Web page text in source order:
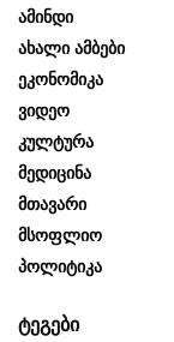
Ამინდი
Ახალი Ამბები
Ეკონომიკა
Ვიდეო
Კულტურა
Მედიცინა
Მთავარი
Მსოფლიო
Პოლიტიკა
ტეგები